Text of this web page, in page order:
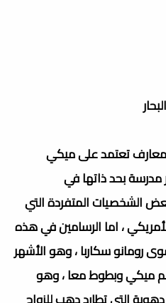
تعتمد على ميكي
مدرسة بحد ذاتها في
الشخصيات المتفردة التي
،اما الرسامين في هذه
رومانو سكاربا ، وهو الأشهر
ميكي وبطوط معا ، وهو